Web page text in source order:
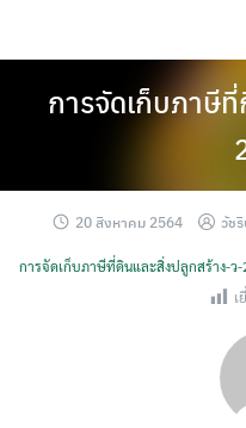
content
การจัดเก็บภาษี
20 สิงหาคม 2564 วัช
การจัดเก็บภาษีที่ดินและสิ่งปลูกสร้าง-ว-
เ